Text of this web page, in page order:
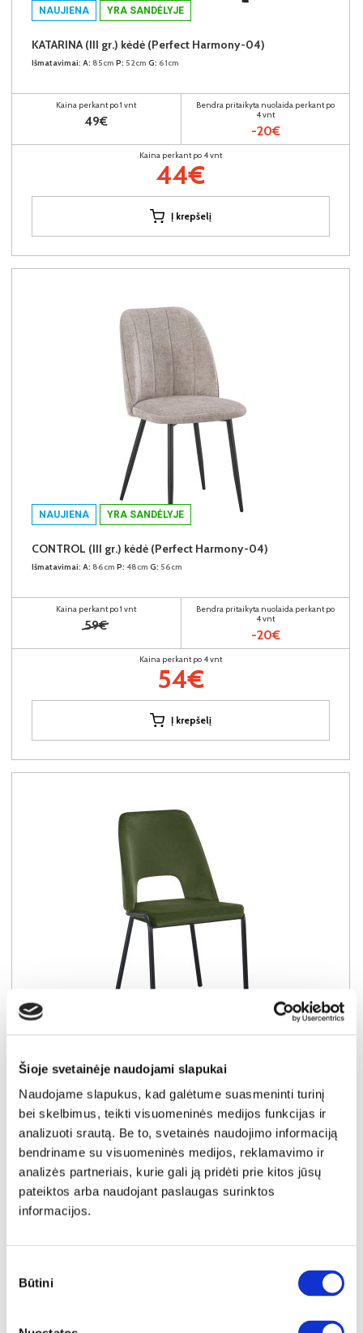
Šioje svetainėje naudojami slapukai
Naudojame slapukus, kad galėtume suasmeninti turinį
bei skelbimus, teikti visuomeninės medijos funkcijas ir
analizuoti srautą. Be to, svetainės naudojimo informaciją
bendriname su visuomeninės medijos, reklamavimo ir
analizės partneriais, kurie gali ją pridėti prie kitos jūsų
pateiktos arba naudojant paslaugas surinktos
informacijos.
pasirinkimas
Būtini
NAUJIENA YRA SANDĖLYJE
KATARINA (III gr.) kėdė (Perfect Harmony-04)
Išmatavimai: A: 85cm P: 52cm G: 61cm
Kaina perkant po 1 vnt
49€
Bendra pritaikyta nuolaida perkant po
4 vnt
-20€
Kaina perkant po 4 vnt
44€
Į krepšelį
NAUJIENA YRA SANDĖLYJE
CONTROL (III gr.) kėdė (Perfect Harmony-04)
Išmatavimai: A: 86cm P: 48cm G: 56cm
Kaina perkant po 1 vnt
59€
Bendra pritaikyta nuolaida perkant po
4 vnt
-20€
Kaina perkant po 4 vnt
54€
Į krepšelį
NAUJIENA
Išmatavimai:A:86cmP:48cmG:55cm
Kaina perkant po 1 vnt
44€
Bendra pritaikyta nuolaida perkant po
-20€
Kaina perkant po 4 vnt
39€